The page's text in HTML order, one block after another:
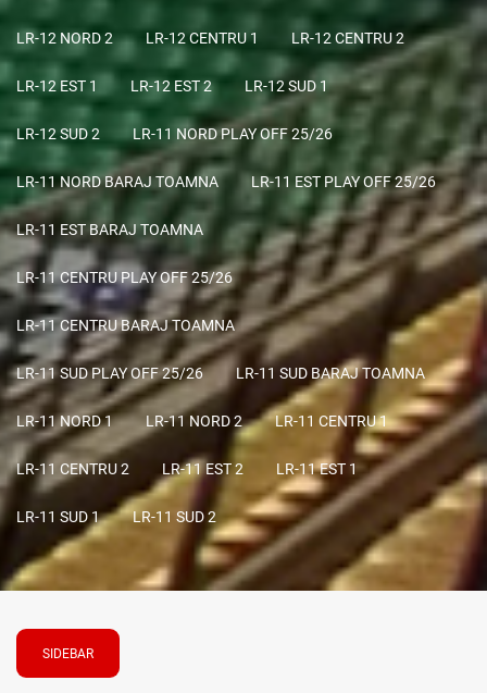
LR-12 NORD 2 LR-12 CENTRU 1 LR-12 CENTRU 2
LR-12 EST 1 LR-12 EST 2 LR-12 SUD 1
LR-12 SUD 2 LR-11 NORD PLAY OFF 25/26
LR-11 NORD BARAJ TOAMNA LR-11 EST PLAY OFF 25/26
LR-11 EST BARAJ TOAMNA
LR-11 CENTRU PLAY OFF 25/26
LR-11 CENTRU BARAJ TOAMNA
LR-11 SUD PLAY OFF 25/26 LR-11 SUD BARAJ TOAMNA
LR-11 NORD 1 LR-11 NORD 2 LR-11 CENTRU 1
LR-11 CENTRU 2 LR-11 EST 2 LR-11 EST 1
LR-11 SUD 1 LR-11 SUD 2
SIDEBAR